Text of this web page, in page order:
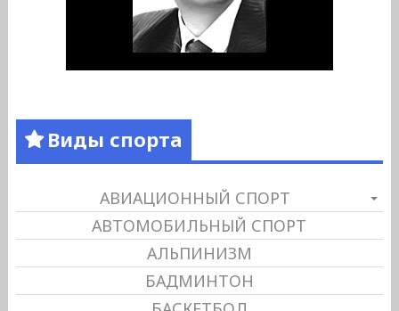
Виды спорта
АВИАЦИОННЫЙ СПОРТ
АВТОМОБИЛЬНЫЙ СПОРТ
АЛЬПИНИЗМ
БАДМИНТОН